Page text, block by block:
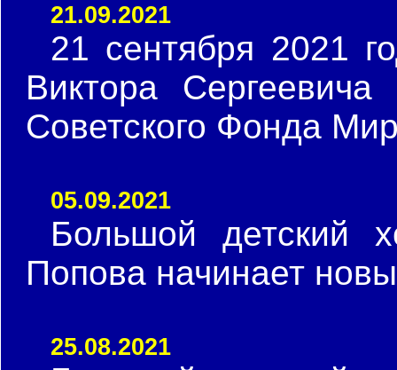
21.09.2021
21 сентября 2021
Виктора
Советского Фонда
05.09.2021
Большой детский
Попова начинает
25.08.2021